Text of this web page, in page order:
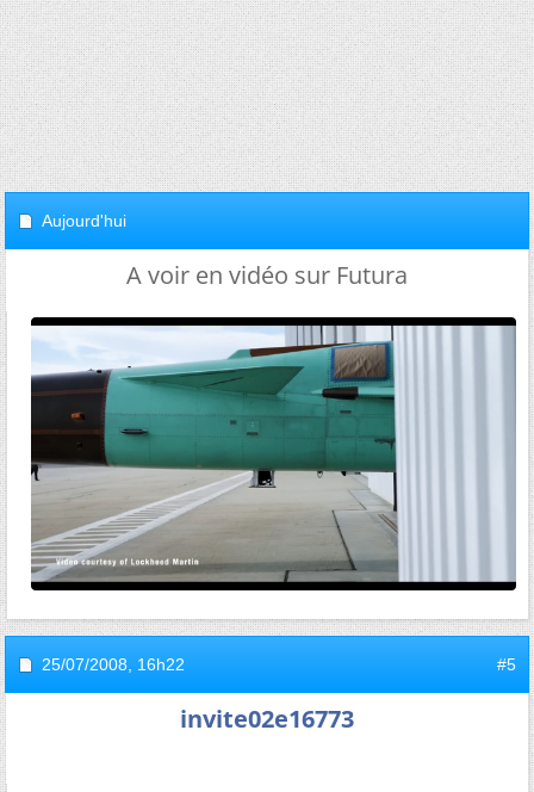
Aujourd'hui
A voir en vidéo sur Futura
25/07/2008, 16h22 #5
invite02e16773